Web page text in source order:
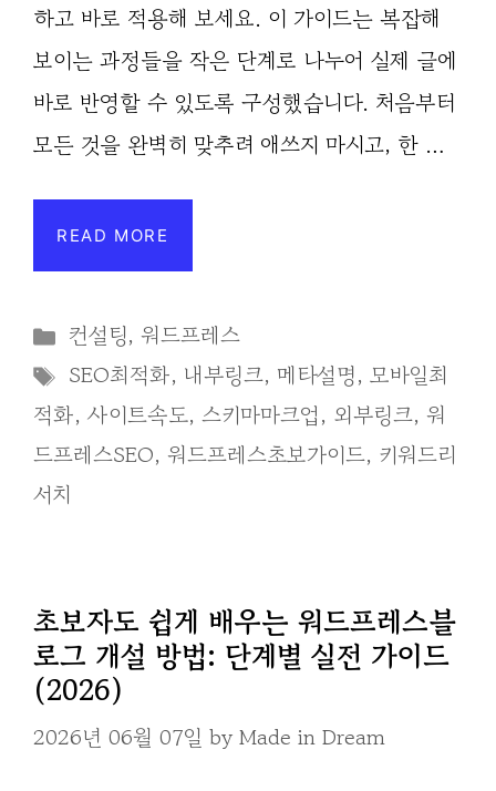
하고 바로 적용해 보세요. 이 가이드는 복잡해
보이는 과정들을 작은 단계로 나누어 실제 글에
바로 반영할 수 있도록 구성했습니다. 처음부터
모든 것을 완벽히 맞추려 애쓰지 마시고, 한 …
READ MORE
Categories
컨설팅, 워드프레스
Tags
SEO최적화, 내부링크, 메타설명, 모바일최
적화, 사이트속도, 스키마마크업, 외부링크, 워
드프레스SEO, 워드프레스초보가이드, 키워드리
서치
초보자도 쉽게 배우는 워드프레스블
로그 개설 방법: 단계별 실전 가이드
(2026)
2026년 06월 07일 by Made in Dream